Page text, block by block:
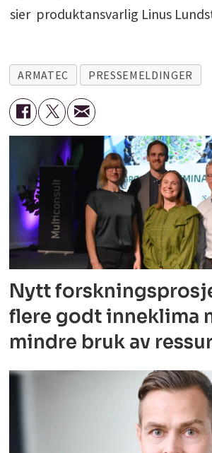
sier produktansvarlig Linus
ARMATEC PRESSEMELDINGER
Nytt
flere godt inneklima
mindre bruk av